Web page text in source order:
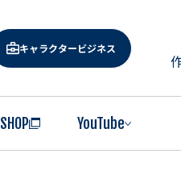
キャラクタービジネス
SHOP YouTube